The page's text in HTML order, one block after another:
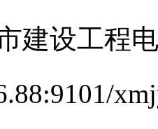
建设工程